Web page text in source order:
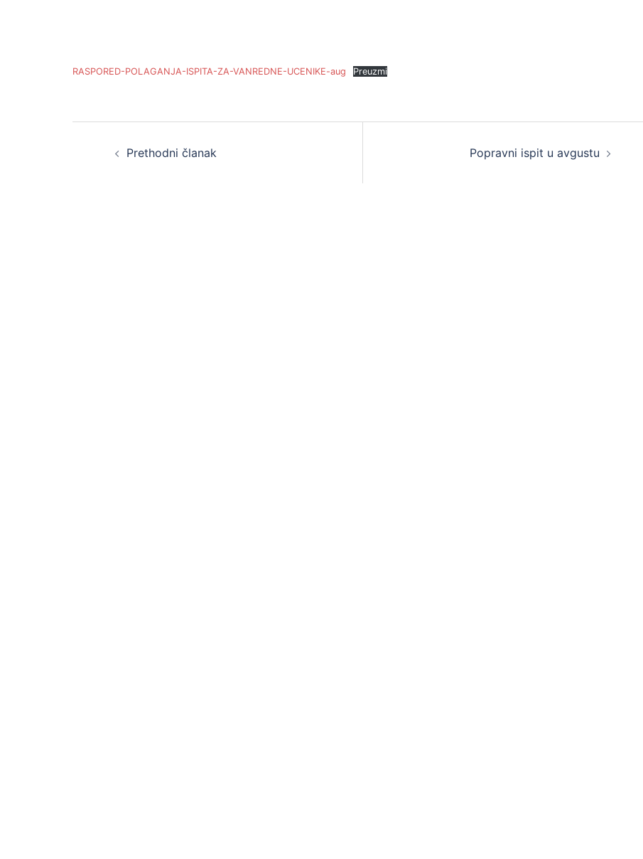
RASPORED-POLAGANJA-ISPITA-ZA-VANREDNE-UCENIKE-aug Preuzmi
navigation
Prethodni članak Popravni ispit u avgustu